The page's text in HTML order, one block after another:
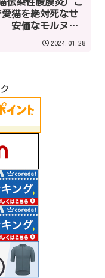
愛猫を絶対死なせ
安価なモルヌピ
治療、一緒に頑張
2024.01.28